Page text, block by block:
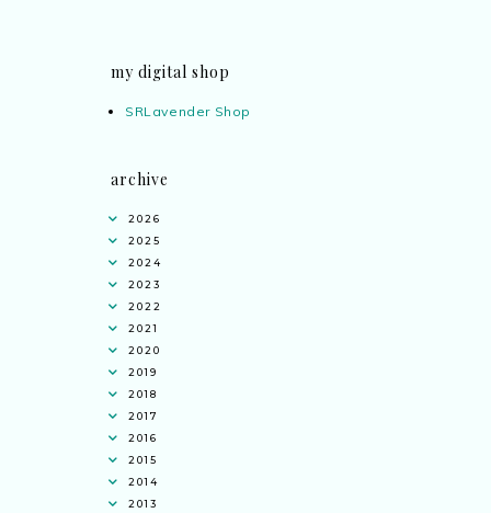
my digital shop
SRLavender Shop
archive
2026
2025
2024
2023
2022
2021
2020
2019
2018
2017
2016
2015
2014
2013